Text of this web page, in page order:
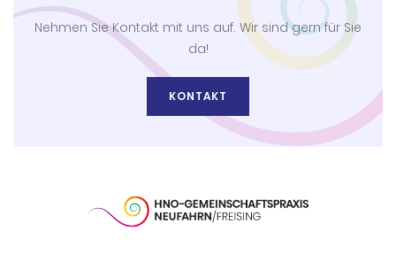
Nehmen Sie Kontakt mit uns auf. Wir sind gern für Sie
da!
KONTAKT